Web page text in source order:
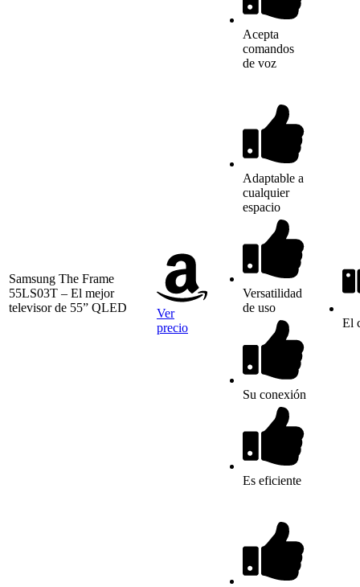
Acepta
comandos
de voz
Samsung The Frame
55LS03T – El mejor
televisor de 55” QLED
Ver
precio
Adaptable a
cualquier
espacio
Versatilidad
de uso
Su conexión
Es eficiente
El